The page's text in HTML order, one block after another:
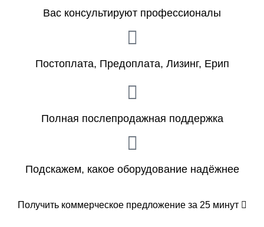
Вас консультируют профессионалы
Постоплата, Предоплата, Лизинг, Ерип
Полная послепродажная поддержка
Подскажем, какое оборудование надёжнее
Получить коммерческое предложение за 25 минут